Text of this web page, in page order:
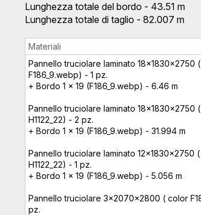
Lunghezza totale del bordo - 43.51 m
Lunghezza totale di taglio - 82.007 m
Materiali
Pannello truciolare laminato 18x1830x2750
F186_9.webp) - 1 pz.
+ Bordo 1 x 19 (F186_9.webp) - 6.46 m
Pannello truciolare laminato 18x1830x2750
H1122_22) - 2 pz.
+ Bordo 1 x 19 (F186_9.webp) - 31.994 m
Pannello truciolare laminato 12x1830x2750
H1122_22) - 1 pz.
+ Bordo 1 x 19 (F186_9.webp) - 5.056 m
Pannello truciolare 3x2070x2800 ( color
pz.